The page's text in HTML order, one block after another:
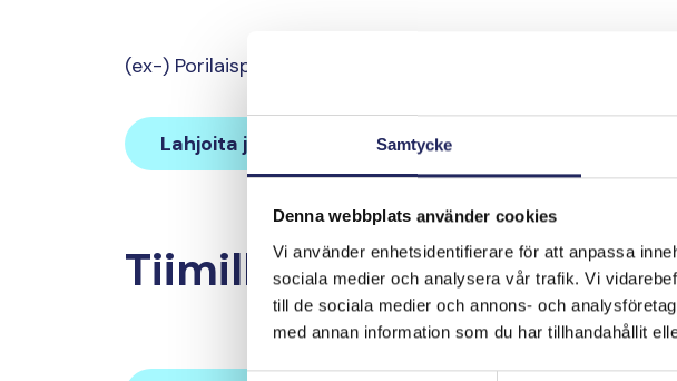
Samtycke
Denna webbplats använder cookies
Vi använder enhetsidentifierare för att anpassa
sociala medier och analysera vår trafik. Vi
till de sociala medier och annons- och
med annan information som du har tillhandahållit
(ex-) Porilaisperhe, jolle meri on tärkeä
Lahjoita ja liity tähän tiimiin
Tiimille tehdyt